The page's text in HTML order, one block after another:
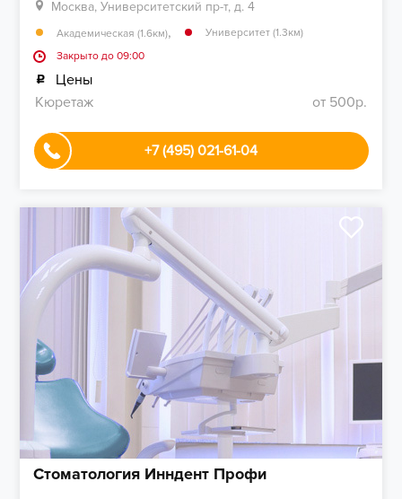
Москва, Университетский пр-т, д. 4
Академическая (1.6км),
Университет (1.3км)
Закрыто до 09:00
Цены
Кюретаж
от 500р.
+7 (495) 021-61-04
Стоматология Инндент Профи